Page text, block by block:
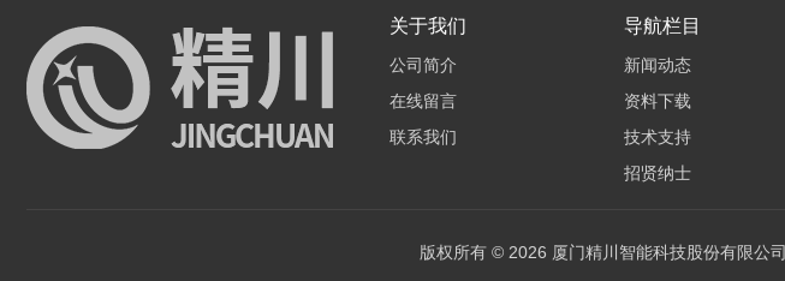
关于我们
公司简介
在线留言
联系我们
导航栏目
新闻动态
资料下载
技术支持
招贤纳士
版权所有 © 2026 厦门精川智能科技股份有限公司